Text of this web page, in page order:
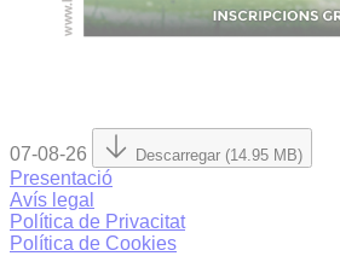
07-08-26 Descarregar (14.95 MB)
Presentació
Avís legal
Política de Privacitat
Política de Cookies